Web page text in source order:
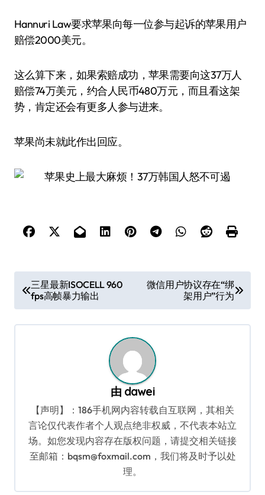
Hannuri Law要求苹果向每一位参与起诉的苹果用户
赔偿2000美元。
这么算下来，如果索赔成功，苹果需要向这37万人
赔偿74万美元，约合人民币480万元，而且看这架
势，肯定还会有更多人参与进来。
苹果尚未就此作出回应。
章
导
三星最新ISOCELL 960
fps高帧暴力输出
微信用户协议存在“绑
架用户”行为
由 dawei
【声明】：186手机网内容转载自互联网，其相关
言论仅代表作者个人观点绝非权威，不代表本站立
场。如您发现内容存在版权问题，请提交相关链接
至邮箱：bqsm@foxmail.com，我们将及时予以处
理。